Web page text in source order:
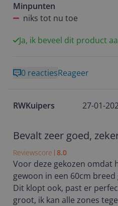
Minpunten
niks tot nu toe
Ja, ik beveel dit product
0 reactiesReageer
RWKuipers 27-01-
Bevalt zeer goed,
Reviewscore 8.0
Voor deze gekozen omdat
gewoon in een 60cm
Dit klopt ook, past er
groot, ik kan alle zones